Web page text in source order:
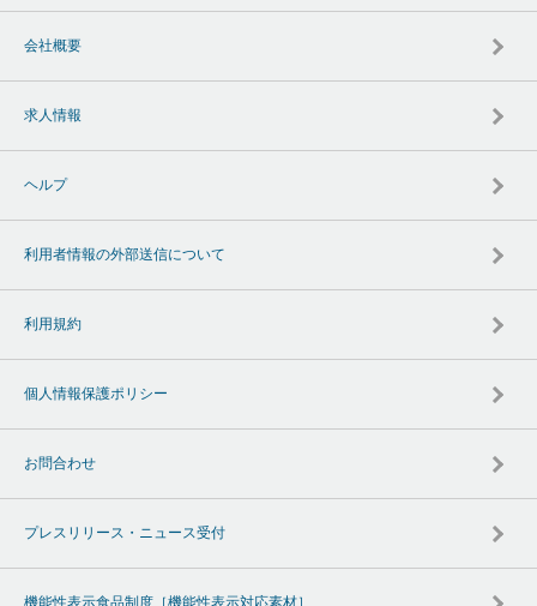
会社概要
求人情報
ヘルプ
利用者情報の外部送信について
利用規約
個人情報保護ポリシー
お問合わせ
プレスリリース・ニュース受付